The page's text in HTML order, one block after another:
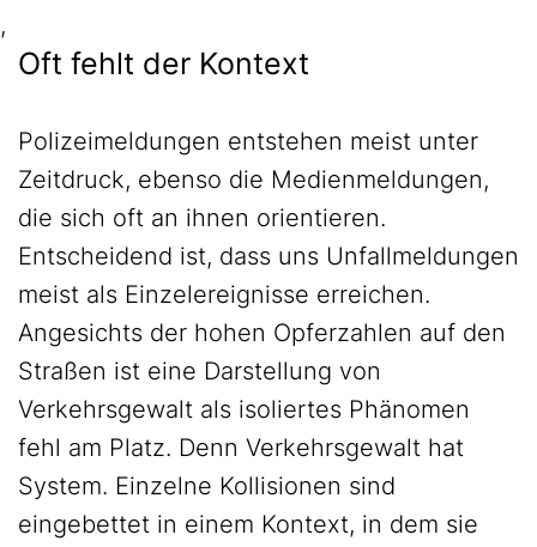
,
Oft fehlt der Kontext
Polizeimeldungen entstehen meist unter
Zeitdruck, ebenso die Medienmeldungen,
die sich oft an ihnen orientieren.
Entscheidend ist, dass uns Unfallmeldungen
meist als Einzelereignisse erreichen.
Angesichts der hohen Opferzahlen auf den
Straßen ist eine Darstellung von
Verkehrsgewalt als isoliertes Phänomen
fehl am Platz. Denn Verkehrsgewalt hat
System. Einzelne Kollisionen sind
eingebettet in einem Kontext, in dem sie